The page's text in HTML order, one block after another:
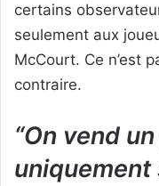
certains
seulement aux
McCourt. Ce n’est
contraire.
“On vend
uniquement